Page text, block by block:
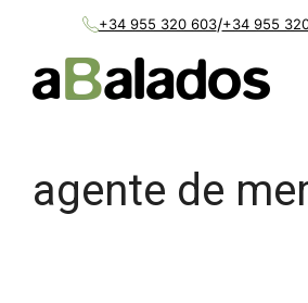
+34 955 320 603/+34 955
agente de